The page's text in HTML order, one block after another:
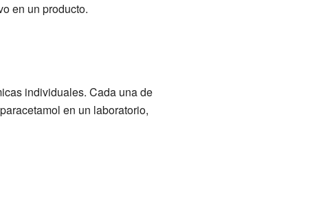
en un producto.
individuales. Cada una de
en un laboratorio,